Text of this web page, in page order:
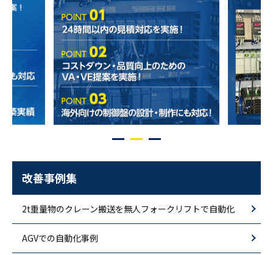
改善事例集
2t重量物のクレーン搬送を無人フォークリフトで自動化
AGVでの自動化事例